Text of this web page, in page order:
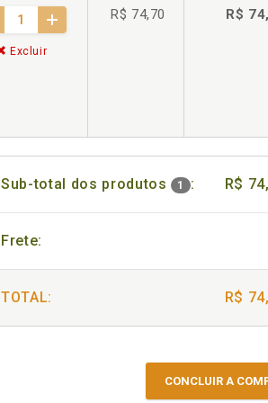
Excluir
R$ 74,70 R$
Sub-total dos produtos 1 : R$
Frete:
TOTAL: R$
CONCLUIR A